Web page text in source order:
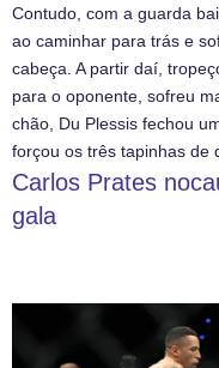
Contudo, com a guarda
ao caminhar para trás e
cabeça. A partir daí,
para o oponente, sofreu
chão, Du Plessis fechou
forçou os três tapinhas de
Carlos Prates
gala